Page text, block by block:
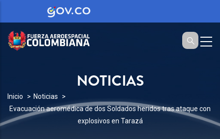
NOTICIAS
SOBRESCRIBIR
ENLACES
DE
Inicio
Noticias
Evacuación aeromédica de dos Soldados heridos tras ataque con
explosivos en Tarazá